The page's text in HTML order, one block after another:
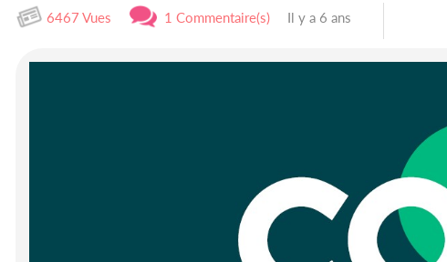
6467 Vues 1 Commentaire(s) Il y a 6 ans